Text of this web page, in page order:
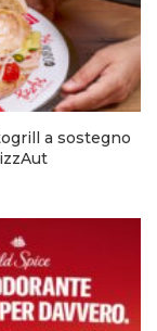
a sostegno